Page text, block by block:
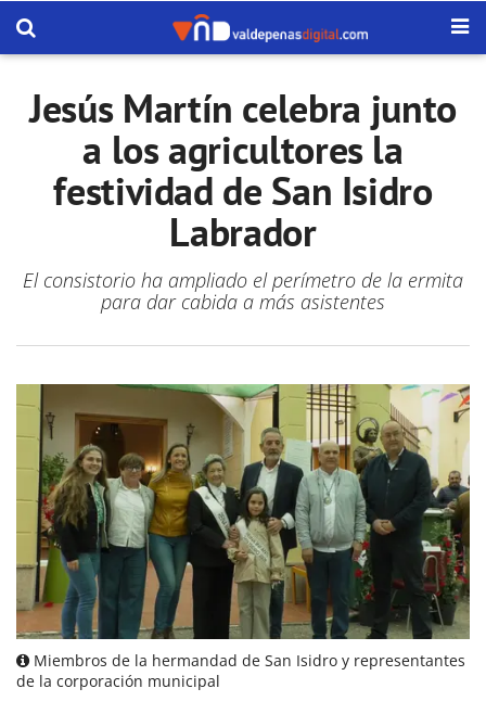
Jesús Martín celebra junto
a los agricultores la
festividad de San Isidro
Labrador
El consistorio ha ampliado el perímetro de la ermita
para dar cabida a más asistentes
Miembros de la hermandad de San Isidro y representantes
de la corporación municipal